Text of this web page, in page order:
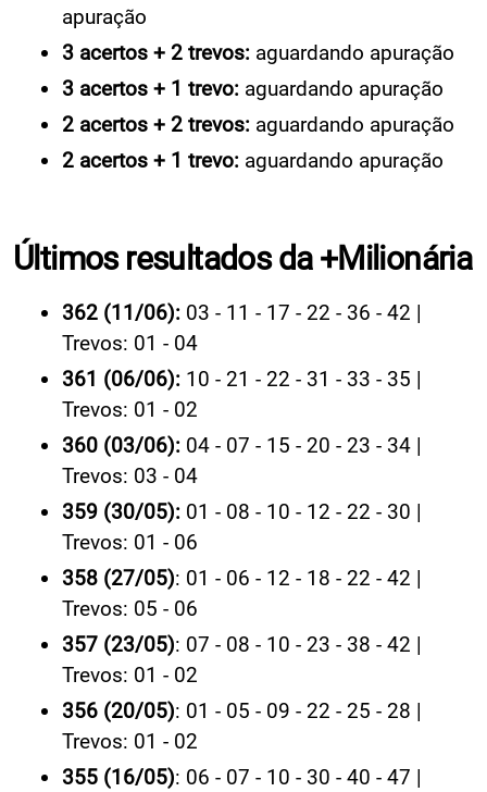
apuração
3 acertos + 2 trevos: aguardando apuração
3 acertos + 1 trevo: aguardando apuração
2 acertos + 2 trevos: aguardando apuração
2 acertos + 1 trevo: aguardando apuração
Últimos resultados da +Milionária
362 (11/06): 03 - 11 - 17 - 22 - 36 - 42 |
Trevos: 01 - 04
361 (06/06): 10 - 21 - 22 - 31 - 33 - 35 |
Trevos: 01 - 02
360 (03/06): 04 - 07 - 15 - 20 - 23 - 34 |
Trevos: 03 - 04
359 (30/05): 01 - 08 - 10 - 12 - 22 - 30 |
Trevos: 01 - 06
358 (27/05): 01 - 06 - 12 - 18 - 22 - 42 |
Trevos: 05 - 06
357 (23/05): 07 - 08 - 10 - 23 - 38 - 42 |
Trevos: 01 - 02
356 (20/05): 01 - 05 - 09 - 22 - 25 - 28 |
Trevos: 01 - 02
355 (16/05): 06 - 07 - 10 - 30 - 40 - 47 |